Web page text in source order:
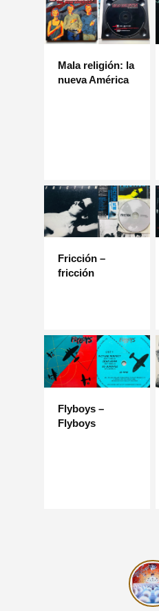
Mala religión: la
nueva América
Fricción –
fricción
Flyboys –
Flyboys